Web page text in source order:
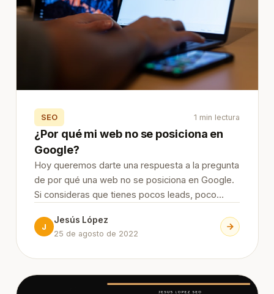
SEO 1 min lectura
¿Por qué mi web no se posiciona en
Google?
Hoy queremos darte una respuesta a la pregunta
de por qué una web no se posiciona en Google.
Si consideras que tienes pocos leads, poco
puede ser debido a alguna de las razones que
explicaremos a contin
J
Jesús López
25 de agosto de 2022